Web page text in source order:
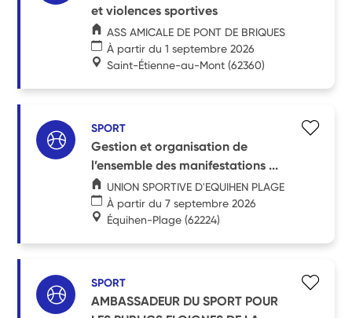
et violences sportives
ASS AMICALE DE PONT DE BRIQUES
À partir du 1 septembre 2026
Saint-Étienne-au-Mont (62360)
SPORT
Gestion et organisation de
l’ensemble des manifestations ...
UNION SPORTIVE D'EQUIHEN PLAGE
À partir du 7 septembre 2026
Équihen-Plage (62224)
SPORT
AMBASSADEUR DU SPORT POUR